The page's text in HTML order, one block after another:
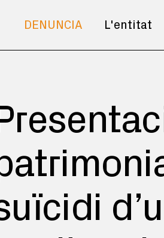
DENUNCIA L'entitat